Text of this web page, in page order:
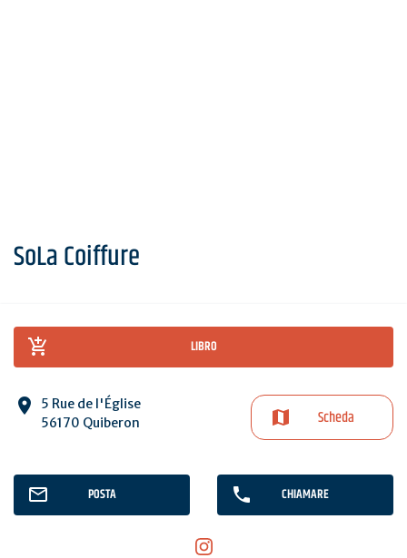
SoLa Coiffure
LIBRO
5 Rue de l'Église
56170 Quiberon
Scheda
POSTA CHIAMARE